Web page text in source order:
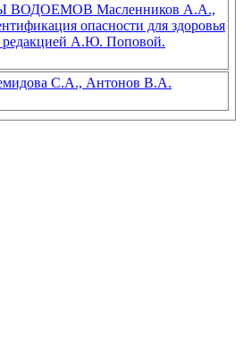
Масленников А.А.,
опасности для здоровья
редакцией А.Ю. Поповой.
С.А., Антонов В.А.